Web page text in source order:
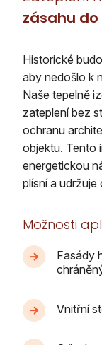
zásahu
Historické
aby nedošlo k
Naše tepelně
zateplení bez
ochranu
objektu. Tento
energetickou
plísní a udržuje
Možnosti
Fasády
Vnitřní